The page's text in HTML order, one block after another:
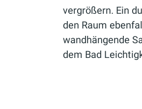
vergrößern. Ein
den Raum
wandhängende
dem Bad